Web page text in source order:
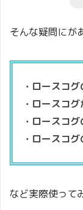
そんな疑問にが
・ロースコ
・ロースコ
・ロースコ
・ロースコ
など実際使って